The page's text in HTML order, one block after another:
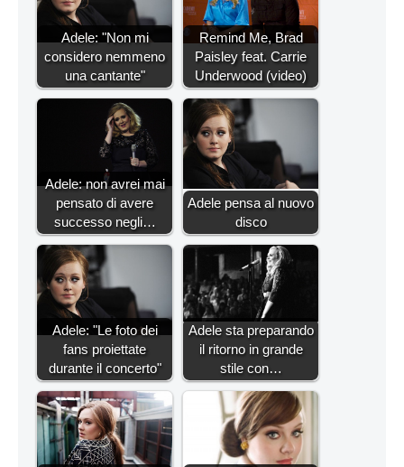
Adele: "Non mi
considero nemmeno
una cantante"
Remind Me, Brad
Paisley feat. Carrie
Underwood (video)
Adele: non avrei mai
pensato di avere
successo negli…
Adele pensa al nuovo
disco
Adele: "Le foto dei
fans proiettate
durante il concerto"
Adele sta preparando
il ritorno in grande
stile con…